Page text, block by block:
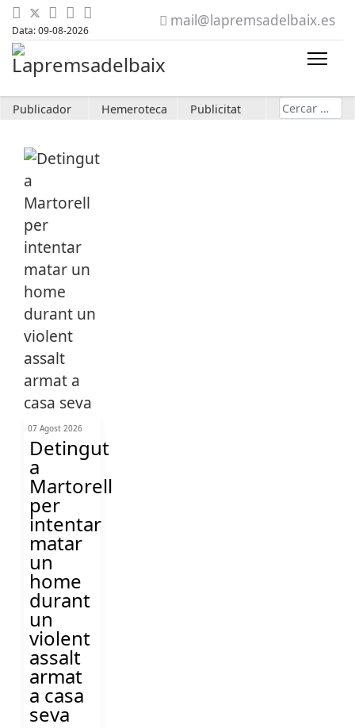
Data: 09-08-2026
mail@lapremsadelbaix.es
Publicador Hemeroteca Publicitat Cerca
07 Agost 2026
Detingut
a
Martorell
per
intentar
matar
un
home
durant
un
violent
assalt
armat
a casa
seva